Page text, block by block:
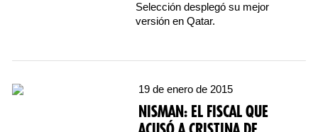
Selección desplegó su mejor
versión en Qatar.
19 de enero de 2015
NISMAN: EL FISCAL QUE